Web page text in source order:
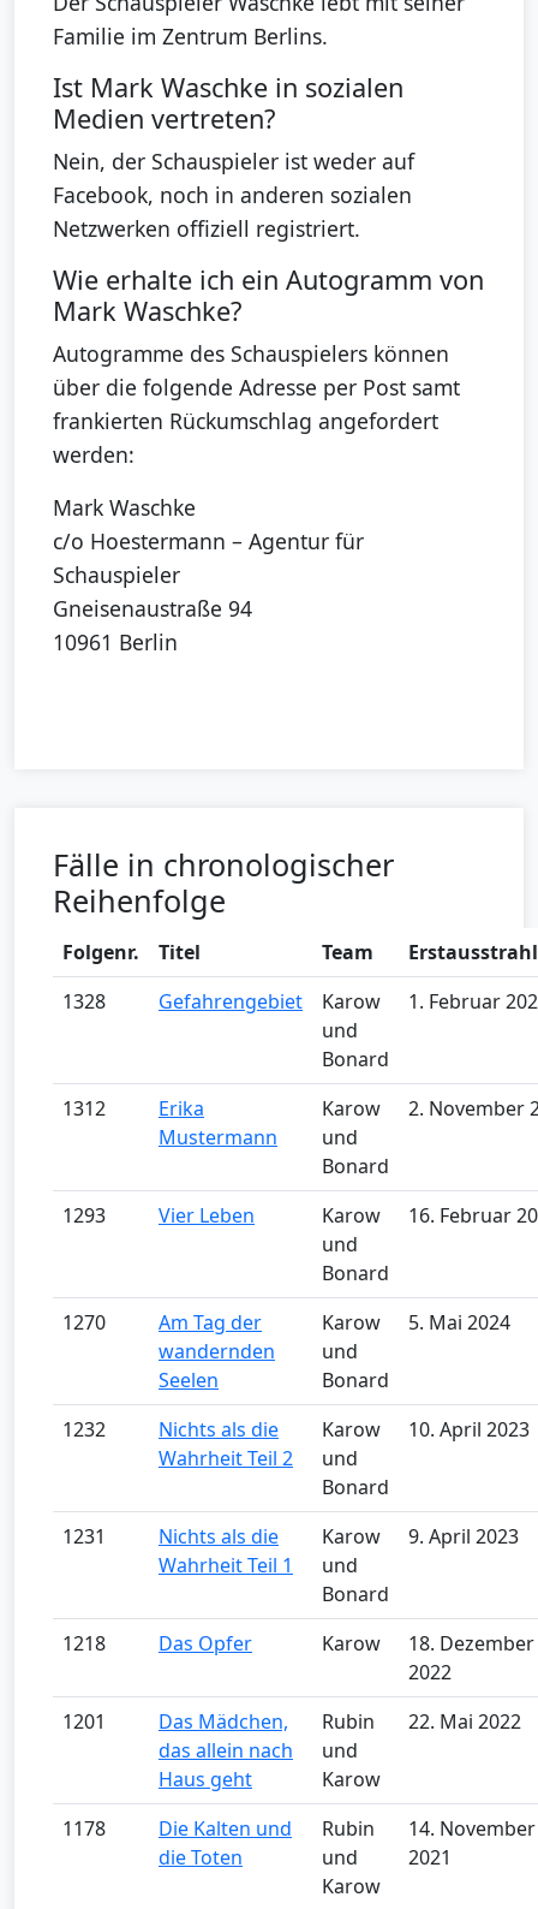
Familie im Zentrum Berlins.
Ist Mark Waschke in sozialen
Medien vertreten?
Nein, der Schauspieler ist weder auf
Facebook, noch in anderen sozialen
Netzwerken offiziell registriert.
Wie erhalte ich ein Autogramm von
Mark Waschke?
Autogramme des Schauspielers können
über die folgende Adresse per Post samt
frankierten Rückumschlag angefordert
werden:
Mark Waschke
c/o Hoestermann – Agentur für
Schauspieler
Gneisenaustraße 94
10961 Berlin
Fälle in chronologischer
Reihenfolge
Folgenr. Titel Team
1328
Gefahrengebiet
Karow
und
Bonard
1. Februar
1312
Erika
Mustermann
Karow
und
Bonard
2. November
1293 Vier Leben
Karow
und
Bonard
16. Februar
1270
Am Tag der
wandernden
Seelen
Karow
und
Bonard
5. Mai 2024
1232
Nichts als die
Wahrheit Teil 2
Karow
und
Bonard
10. April 2023
1231
Nichts als die
Wahrheit Teil 1
Karow
und
Bonard
9. April 2023
1218 Das Opfer Karow
18. Dezember
2022
1201
Das Mädchen,
das allein nach
Haus geht
Rubin
und
Karow
22. Mai 2022
1178
Die Kalten und
die Toten
Rubin
und
Karow
14. November
2021